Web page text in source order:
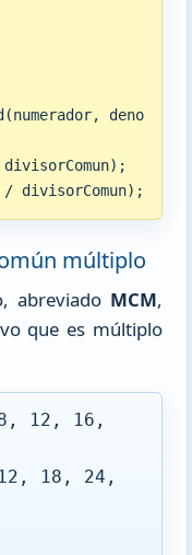
/ divisorComun);
múltiplo
abreviado MCM,
que es múltiplo
12, 16,
18, 24,